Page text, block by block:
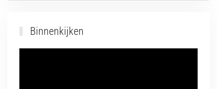
Binnenkijken